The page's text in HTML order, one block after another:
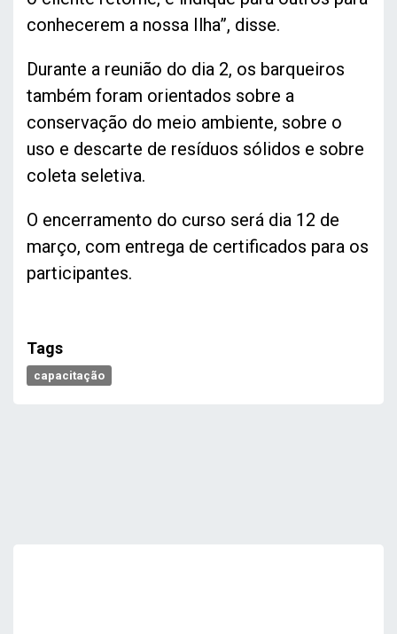
conhecerem a nossa Ilha”, disse.
Durante a reunião do dia 2, os barqueiros
também foram orientados sobre a
conservação do meio ambiente, sobre o
uso e descarte de resíduos sólidos e sobre
coleta seletiva.
O encerramento do curso será dia 12 de
março, com entrega de certificados para os
participantes.
Tags
capacitação